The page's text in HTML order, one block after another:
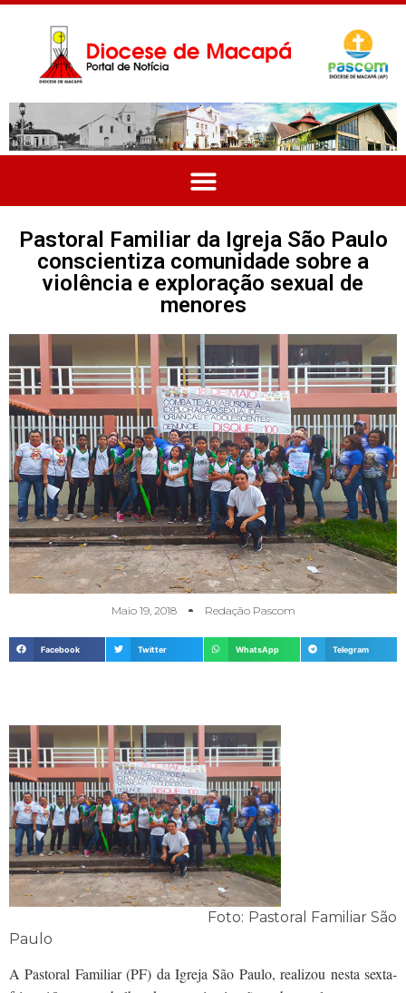
Pastoral Familiar da Igreja São Paulo
conscientiza comunidade sobre a
violência e exploração sexual de
menores
Maio 19, 2018 Redação Pascom
Facebook Twitter WhatsApp Telegram
Foto: Pastoral Familiar São
Paulo
A Pastoral Familiar (PF) da Igreja São Paulo, realizou nesta sexta-